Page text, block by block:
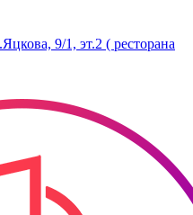
9/1, эт.2 ( ресторана